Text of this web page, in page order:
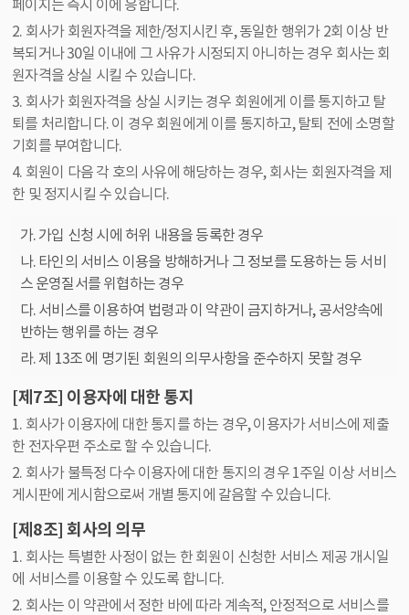
페이지는 즉시 이에 응합니다.
2. 회사가 회원자격을 제한/정지시킨 후, 동일한 행위가 2회 이상 반
복되거나 30일 이내에 그 사유가 시정되지 아니하는 경우 회사는 회
원자격을 상실 시킬 수 있습니다.
3. 회사가 회원자격을 상실 시키는 경우 회원에게 이를 통지하고 탈
퇴를 처리합니다. 이 경우 회원에게 이를 통지하고, 탈퇴 전에 소명할
기회를 부여합니다.
4. 회원이 다음 각 호의 사유에 해당하는 경우, 회사는 회원자격을 제
한 및 정지시킬 수 있습니다.
가. 가입 신청 시에 허위 내용을 등록한 경우
나. 타인의 서비스 이용을 방해하거나 그 정보를 도용하는 등 서비
스 운영질서를 위협하는 경우
다. 서비스를 이용하여 법령과 이 약관이 금지하거나, 공서양속에
반하는 행위를 하는 경우
라. 제 13조 에 명기된 회원의 의무사항을 준수하지 못할 경우
[제7조] 이용자에 대한 통지
1. 회사가 이용자에 대한 통지를 하는 경우, 이용자가 서비스에 제출
한 전자우편 주소로 할 수 있습니다.
2. 회사가 불특정 다수 이용자에 대한 통지의 경우 1주일 이상 서비스
게시판에 게시함으로써 개별 통지에 갈음할 수 있습니다.
[제8조] 회사의 의무
1. 회사는 특별한 사정이 없는 한 회원이 신청한 서비스 제공 개시일
에 서비스를 이용할 수 있도록 합니다.
2. 회사는 이 약관에서 정한 바에 따라 계속적, 안정적으로 서비스를